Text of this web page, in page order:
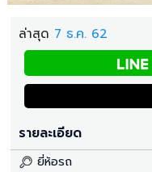
ล่าสุด 7 ธ.ค. 62
รายละเอียด
ยี่ห้อรถ